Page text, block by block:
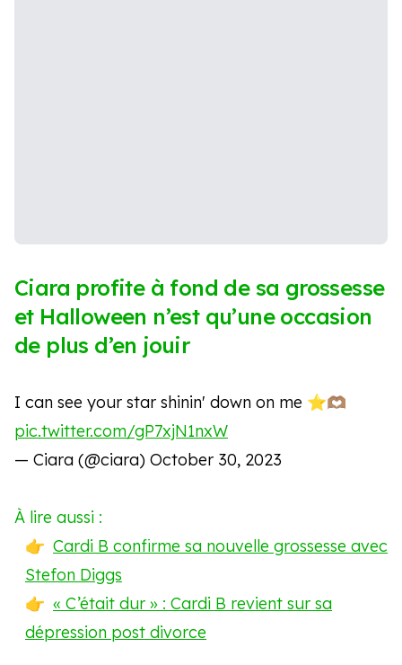
Ciara profite à fond de sa grossesse
et Halloween n’est qu’une occasion
de plus d’en jouir
I can see your star shinin' down on me ⭐️🫶🏽
pic.twitter.com/gP7xjN1nxW
— Ciara (@ciara) October 30, 2023
À lire aussi :
Cardi B confirme sa nouvelle grossesse avec
Stefon Diggs
« C’était dur » : Cardi B revient sur sa
dépression post divorce